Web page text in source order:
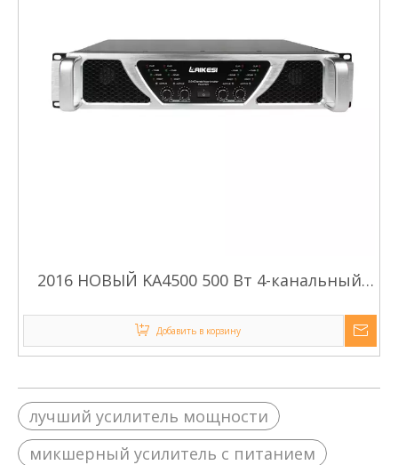
2016 НОВЫЙ KA4500 500 Вт 4-канальный
Добавить в корзину
лучший усилитель мощности
микшерный усилитель с питанием